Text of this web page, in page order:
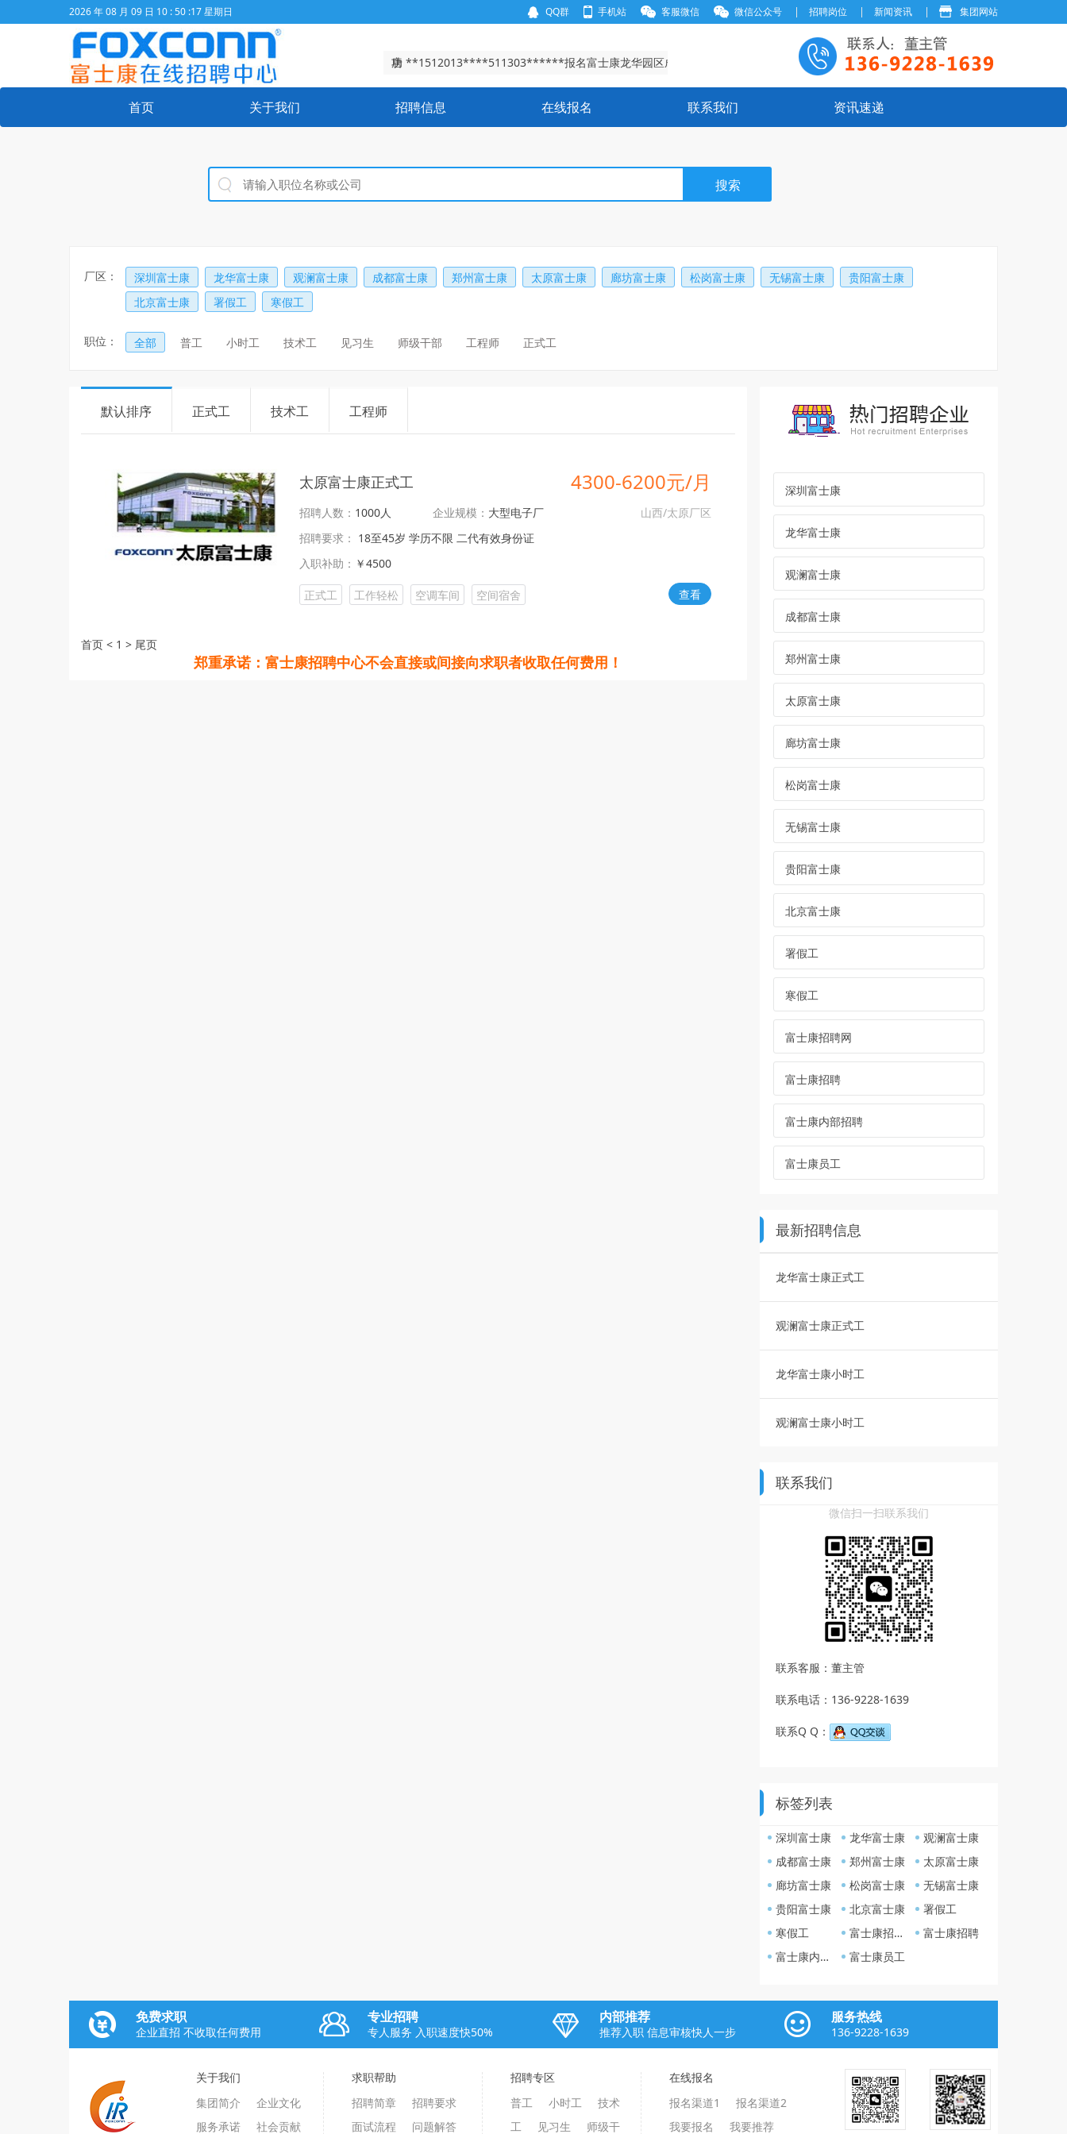
2026 年 08 月 09 日 10 : 50 :17 星期日 QQ群 手机站 客服微信 微信公众号 招聘岗位 新闻资讯 集团网站
谢**156280****430902******报名富士康龙华园区成
功
唐 **1512013****511303******报名富士康龙华园区成
功
王**1511237****410524******报名富士康龙华园区成
功
谢**156280****430902******报名富士康龙华园区成
首页 关于我们 招聘信息 在线报名 联系我们 资讯速递
厂区： 深圳富士康 龙华富士康 观澜富士康 成都富士康 郑州富士康 太原富士康 廊坊富士康 松岗富士康 无锡富士康
贵阳富士康
北京富士康
署假工 寒假工
职位： 全部 普工 小时工 技术工 见习生 师级干部 工程师 正式工
默认排序 正式工 技术工 工程师
4300-6200元/月
太原富士康正式工
山西/太原厂区
招聘人数： 1000人 企业规模： 大型电子厂
招聘要求： 18至45岁 学历不限 二代有效身份证
入职补助： ￥4500
查看
正式工 工作轻松 空调车间 空间宿舍
首页 < 1 > 尾页
郑重承诺：富士康招聘中心不会直接或间接向求职者收取任何费用！
深圳富士康
龙华富士康
观澜富士康
成都富士康
郑州富士康
太原富士康
廊坊富士康
松岗富士康
无锡富士康
贵阳富士康
北京富士康
署假工
寒假工
富士康招聘网
富士康招聘
富士康内部招聘
富士康员工
最新招聘信息
龙华富士康正式工
观澜富士康正式工
龙华富士康小时工
观澜富士康小时工
联系我们
微信扫一扫联系我们
联系客服：董主管
联系电话：136-9228-1639
联系Q Q：
标签列表
深圳富士康 龙华富士康
观澜富士康
成都富士康
郑州富士康
太原富士康
廊坊富士康
松岗富士康
无锡富士康
贵阳富士康
北京富士康
署假工
寒假工
富士康招聘网
富士康招聘
富士康内部招聘
富士康员工
免费求职
企业直招 不收取任何费用
专业招聘
专人服务 入职速度快50%
内部推荐
推荐入职 信息审核快人一步
服务热线
136-9228-1639
关于我们
集团简介
企业文化
服务承诺
社会贡献
求职帮助
招聘简章
招聘要求
面试流程
问题解答
招聘专区
普工
小时工
技术
工
见习生 师级干
在线报名
报名渠道1
报名渠道2
我要报名
我要推荐